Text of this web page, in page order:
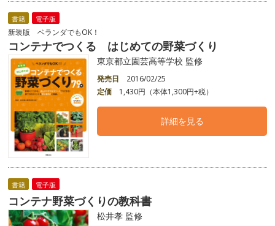
書籍 電子版
新装版 ベランダでもOK！
コンテナでつくる はじめての野菜づくり
東京都立園芸高等学校 監修
発売日
2016/02/25
定価
1,430円（本体1,300円+税）
詳細を見る
書籍 電子版
コンテナ野菜づくりの教科書
松井孝 監修